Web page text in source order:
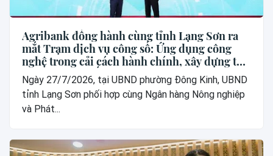
Agribank đồng hành cùng tỉnh Lạng Sơn ra
mắt Trạm dịch vụ công số: Ứng dụng công
nghệ trong cải cách hành chính, xây dựng thế
hệ “công dân số”
Ngày 27/7/2026, tại UBND phường Đông Kinh, UBND
tỉnh Lạng Sơn phối hợp cùng Ngân hàng Nông nghiệp
và Phát...